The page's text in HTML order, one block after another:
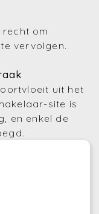
recht om
vervolgen.
uit het
site is
en enkel de